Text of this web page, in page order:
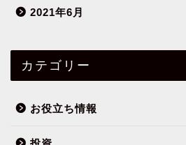
2021年6月
カテゴリー
お役立ち情報